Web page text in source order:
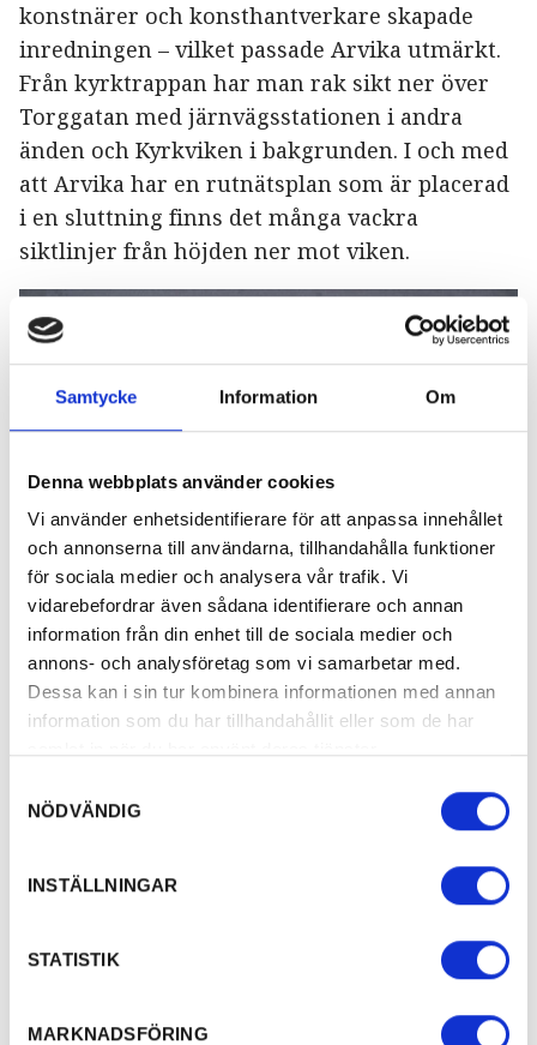
Samtycke Information Om
Denna webbplats använder cookies
Vi använder enhetsidentifierare för att anpassa innehållet
och annonserna till användarna, tillhandahålla funktioner
för sociala medier och analysera vår trafik. Vi
vidarebefordrar även sådana identifierare och annan
information från din enhet till de sociala medier och
annons- och analysföretag som vi samarbetar med.
Dessa kan i sin tur kombinera informationen med annan
information som du har tillhandahållit eller som de har
NÖDVÄNDIG
INSTÄLLNINGAR
STATISTIK
MARKNADSFÖRING
konstnärer och konsthantverkare skapade
inredningen – vilket passade Arvika utmärkt.
Från kyrktrappan har man rak sikt ner över
Torggatan med järnvägsstationen i andra
änden och Kyrkviken i bakgrunden. I och med
att Arvika har en rutnätsplan som är placerad
i en sluttning finns det många vackra
siktlinjer från höjden ner mot viken.
6. Spana offentlig konst
Både i centrum och vid Rackstadsmuseet finns
en hel del offentlig konst. Den mest kända är
kanske Fågelmannen som ligger på torget,
skapad av Liss Eriksson 1971. En bit upp på
Torggatan står Elis i Tasere med sin cykel,
som personifierar det fyndiga originalet. I
som Sommardopp och Hind med kid. På